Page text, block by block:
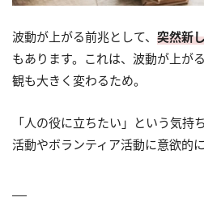
波動が上がる前兆として、 突然新
もあります。これは、波動が上が
観も大きく変わるため。
「人の役に立ちたい」という気持
活動やボランティア活動に意欲的